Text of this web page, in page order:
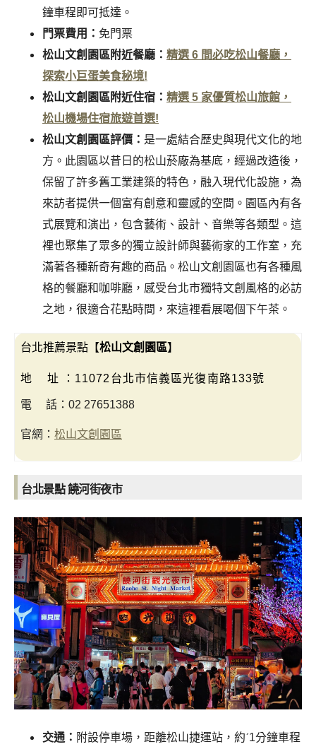
鐘車程即可抵達。
門票費用： 免門票
松山文創園區附近餐廳 ： 精選 6 間必吃松山餐廳，
探索小巨蛋美食秘境!
松山文創園區附近住宿 ： 精選 5 家優質松山旅館，
松山機場住宿旅遊首選!
松山文創園區評價： 是一處結合歷史與現代文化的地
方。此園區以昔日的松山菸廠為基底，經過改造後，
保留了許多舊工業建築的特色，融入現代化設施，為
來訪者提供一個富有創意和靈感的空間。園區內有各
式展覽和演出，包含藝術、設計、音樂等各類型。這
裡也聚集了眾多的獨立設計師與藝術家的工作室，充
滿著各種新奇有趣的商品。松山文創園區也有各種風
格的餐廳和咖啡廳，感受台北市獨特文創風格的必訪
之地，很適合花點時間，來這裡看展喝個下午茶。
台北推薦景點【松山文創園區】
地 址 ：11072台北市信義區光復南路133號
電 話：02 27651388
官網： 松山文創園區
台北景點 饒河街夜市
交通： 附設停車場，距離松山捷運站，約ˊ1分鐘車程